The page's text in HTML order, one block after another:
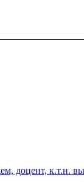
доцент, к.т.н.